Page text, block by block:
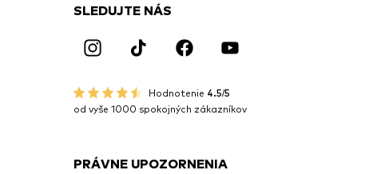
SLEDUJTE NÁS
Hodnotenie 4.5/5
od vyše 1000 spokojných zákazníkov
PRÁVNE UPOZORNENIA